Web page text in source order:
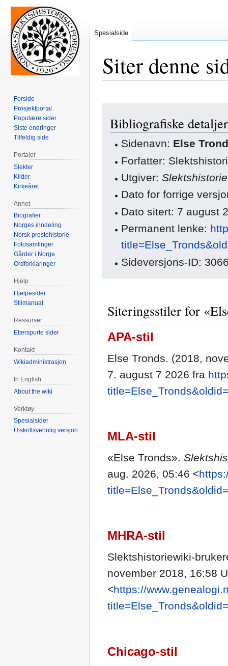
Siter denne
navigering
søkBibliografiske
Sidenavn: Else
Forfatter:
Utgiver:
Dato for forrige
Dato sitert: 7 august
Permanent lenke:
Sideversjons-ID:
Siteringsstiler for
APA-stil
Else Tronds. (2018,
7. august 7 2026 fra
MLA-stil
«Else Tronds».
aug. 2026, 05:46 <
MHRA-stil
Slektshistoriewiki-
november 2018, 16:58
<https://
Chicago-stil
Spesialside
Forside
Prosjektportal
Populære sider
Siste endringer
Tilfeldig side
Portaler
Slekter
Kilder
Kirkeåret
Annet
Biografier
Norges inndeling
Norsk prestehistorie
Fotosamlinger
Gårder i Norge
Ordforklaringer
Hjelp
Hjelpesider
Stilmanual
Ressurser
Etterspurte sider
Kontakt
Wikiadministrasjon
In English
About the wiki
Verktøy
Spesialsider
Utskriftsvennlig versjon